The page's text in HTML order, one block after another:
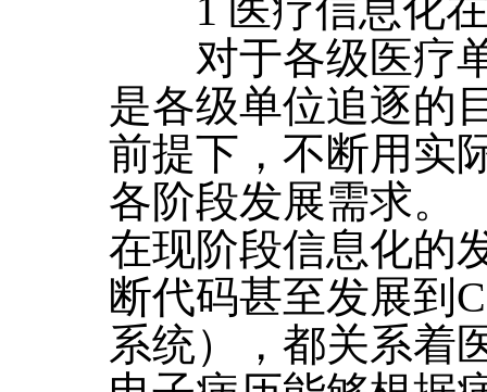
1 医疗信息化在
对于各级医疗单
是各级单位追逐的
前提下，不断用实
各阶段发展需求。
在现阶段信息化的
断代码甚至发展到
系统），都关系着